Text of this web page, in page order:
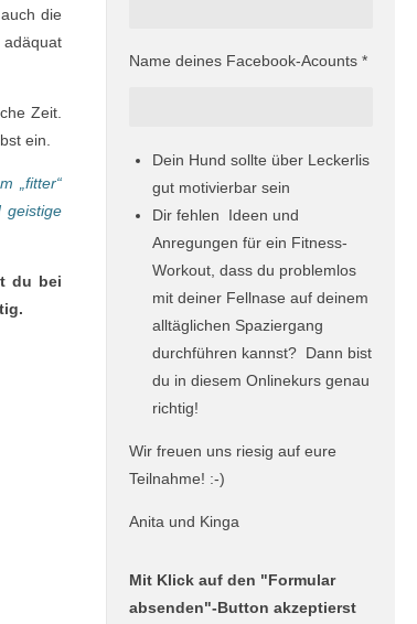
die
Zeit.
ein.
„fitter“
geistige
du bei
Name deines Facebook-Acounts *
Dein Hund sollte über Leckerlis
gut motivierbar sein
Dir fehlen Ideen und
Anregungen für ein Fitness-
Workout, dass du problemlos
mit deiner Fellnase auf deinem
alltäglichen Spaziergang
durchführen kannst? Dann bist
du in diesem Onlinekurs genau
richtig!
Wir freuen uns riesig auf eure
Teilnahme! :-)
Anita und Kinga
Mit Klick auf den "Formular
absenden"-Button akzeptierst